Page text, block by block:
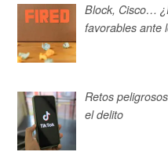
Block, Cisco…
favorables ante
Retos
el delito